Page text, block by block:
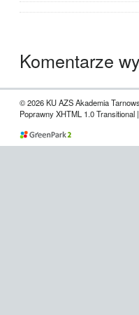
Komentarze
© 2026 KU AZS Akademia
Poprawny XHTML 1.0 Transitional